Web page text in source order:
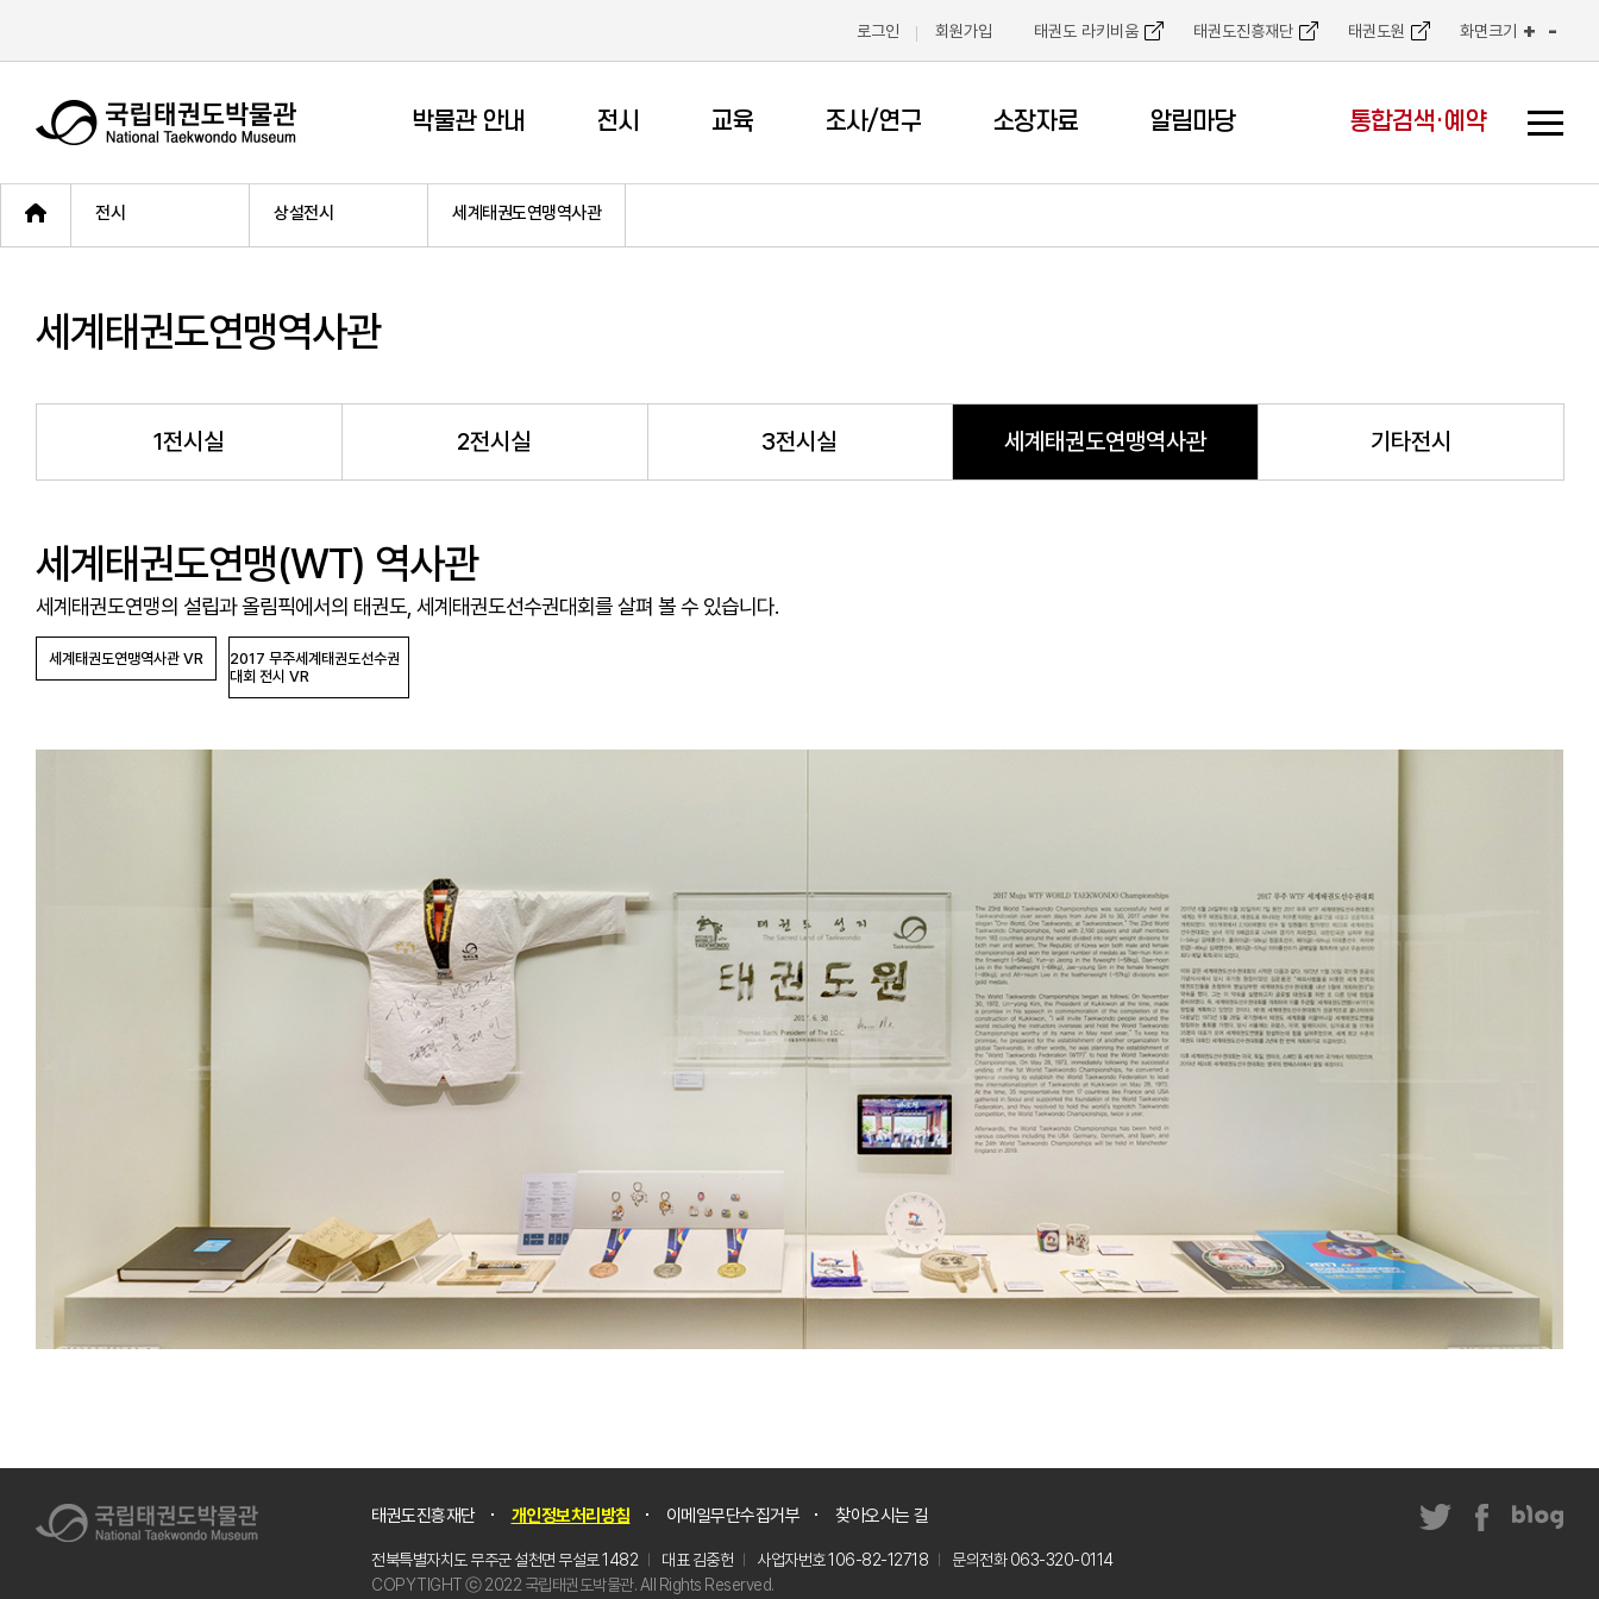
로그인 회원가입 태권도 라키비움 태권도진흥재단 태권도원 화면크기 + -
박물관 안내 전시 교육 조사/연구 소장자료 알림마당 통합검색·예약
전시 상설전시 세계태권도연맹역사관
세계태권도연맹역사관
1전시실 2전시실 3전시실 세계태권도연맹역사관 기타전시
세계태권도연맹(WT) 역사관
세계태권도연맹의 설립과 올림픽에서의 태권도, 세계태권도선수권대회를 살펴 볼 수 있습니다.
세계태권도연맹역사관 VR
2017 무주세계태권도선수권
대회 전시 VR
태권도진흥재단 개인정보처리방침 이메일무단수집거부 찾아오시는 길
전북특별자치도 무주군 설천면 무설로 1482 대표 김중헌 사업자번호 106-82-12718
문의전화 063-320-0114
COPYTIGHT ⓒ 2022 국립태권도박물관. All Rights Reserved.